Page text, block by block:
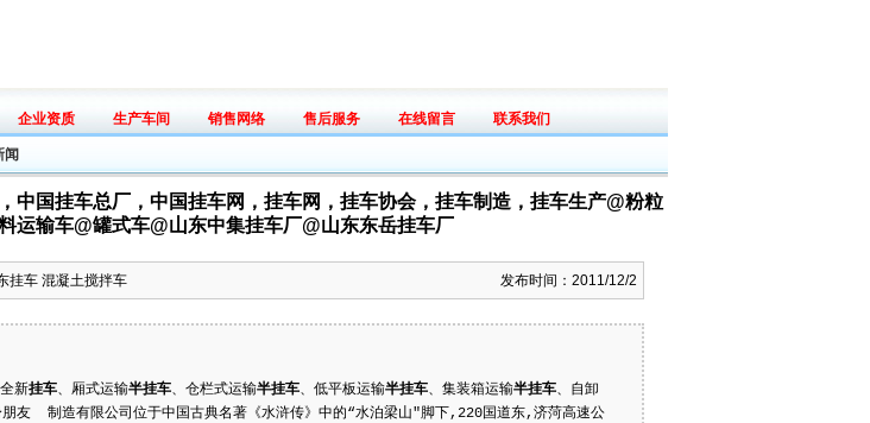
企业资质 生产车间 销售网络 售后服务 在线留言 联系我们
闻
中国挂车总厂，中国挂车网，挂车网，挂车协会，挂车制造，挂车生产@粉粒
运输车@罐式车@山东中集挂车厂@山东东岳挂车厂
挂车 混凝土搅拌车 发布时间：2011/12/2
新挂车、厢式运输半挂车、仓栏式运输半挂车、低平板运输半挂车、集装箱运输半挂车、自卸
友 制造有限公司位于中国古典名著《水浒传》中的“水泊梁山"脚下,220国道东,济菏高速公